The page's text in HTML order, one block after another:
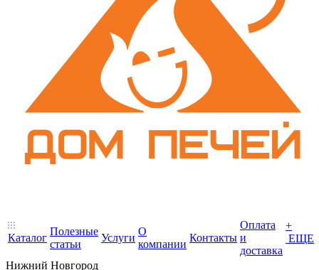
Каталог
Полезные
статьи
Услуги
О
компании
Контакты
Оплата
и
доставка
+
ЕЩЕ
Нижний Новгород